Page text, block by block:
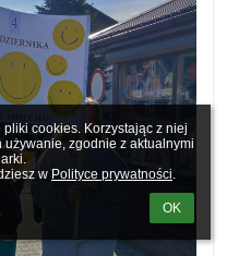
pliki cookies. Korzystając z niej
używanie, zgodnie z aktualnymi
w Polityce prywatności.
OK